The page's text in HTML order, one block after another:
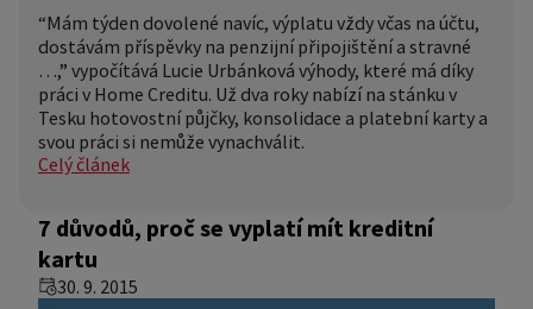
“Mám týden dovolené navíc, výplatu vždy včas na účtu,
dostávám příspěvky na penzijní připojištění a stravné
…,” vypočítává Lucie Urbánková výhody, které má díky
práci v Home Creditu. Už dva roky nabízí na stánku v
Tesku hotovostní půjčky, konsolidace a platební karty a
svou práci si nemůže vynachválit.
Celý článek
7 důvodů, proč se vyplatí mít kreditní
kartu
30. 9. 2015